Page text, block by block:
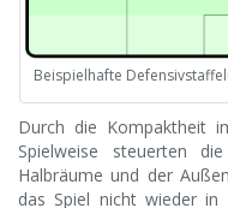
Beispielhafte
Durch die Kompaktheit
Spielweise steuerten
Halbräume und der
das Spiel nicht wieder